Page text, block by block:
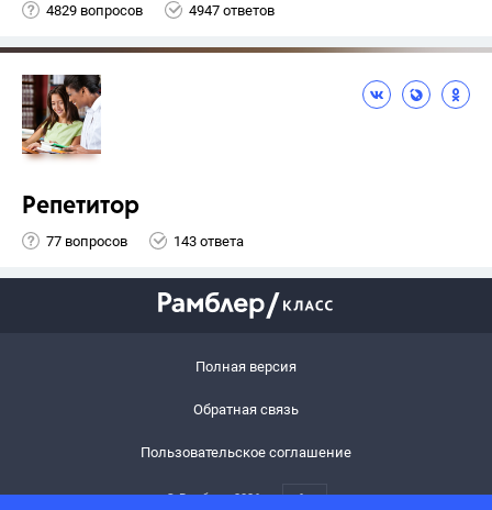
4829 вопросов 4947 ответов
Репетитор
77 вопросов 143 ответа
Полная версия
Обратная связь
Пользовательское соглашение
© Рамблер,2026 6+